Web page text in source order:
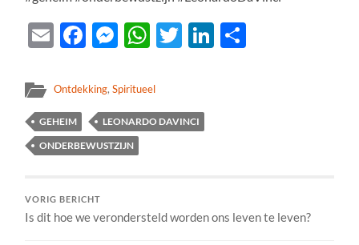
EmailFacebook
Messenger
WhatsApp
TwitterLinkedIn
Ontdekking,Spiritueel
GEHEIM
LEONARDO DAVINCI
ONDERBEWUSTZIJN
VORIG BERICHT
Is dit hoe we verondersteld worden ons leven te leven?